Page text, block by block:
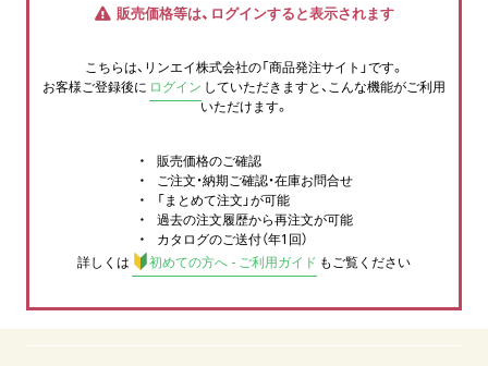
販売価格等は、ログインすると表示されます
こちらは、リンエイ株式会社の「商品発注サイト」です。
お客様ご登録後に ログイン していただきますと、こんな機能がご利用
いただけます。
販売価格のご確認
ご注文・納期ご確認・在庫お問合せ
「まとめて注文」が可能
過去の注文履歴から再注文が可能
カタログのご送付（年1回）
詳しくは
初めての方へ - ご利用ガイド もご覧ください